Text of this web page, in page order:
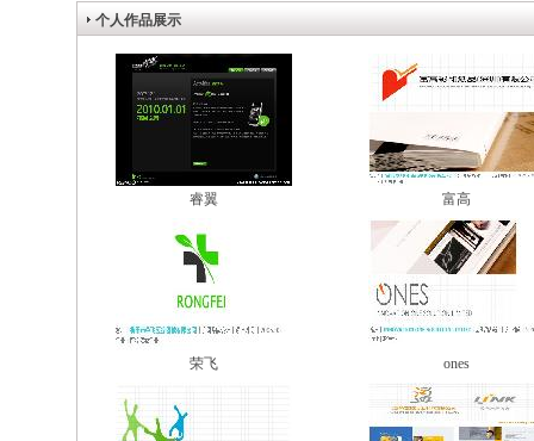
个人作品展示
睿翼 富高
荣飞 ones